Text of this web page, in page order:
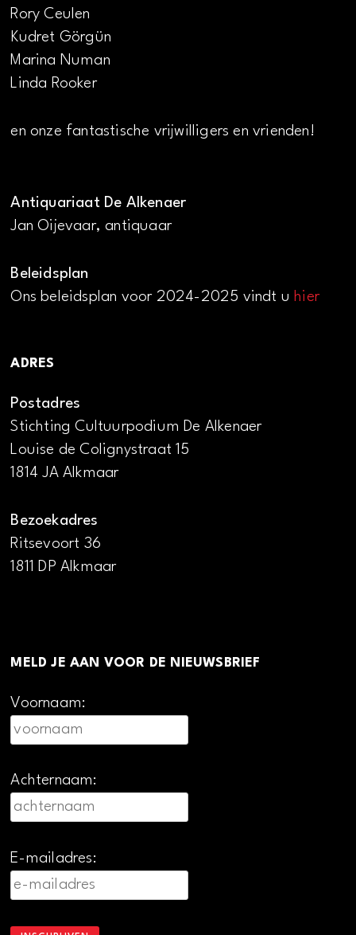
Rory Ceulen
Kudret Görgün
Marina Numan
Linda Rooker
en onze fantastische vrijwilligers en vrienden!
Antiquariaat De Alkenaer
Jan Oijevaar, antiquaar
Beleidsplan
Ons beleidsplan voor 2024-2025 vindt uhier
ADRES
Postadres
Stichting Cultuurpodium De Alkenaer
Louise de Colignystraat 15
1814 JA Alkmaar
Bezoekadres
Ritsevoort 36
1811 DP Alkmaar
MELD JE AAN VOOR DE NIEUWSBRIEF
Voornaam:
Achternaam:
E-mailadres: